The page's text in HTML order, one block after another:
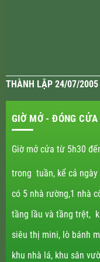
THÀNH LẬP 24/07/2005
GIỜ MỞ - ĐÓNG CỬA
Giờ mở cửa từ 5h30
trong tuần, kể cả
có 5 nhà rường,1 nhà
tầng lầu và tầng trệt,
siêu thị mini, lò bánh
khu nhà lá, khu sân